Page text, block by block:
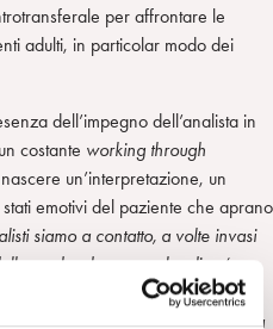
per affrontare le
adulti, in particolar modo dei
dell’impegno dell’analista in
costante working through
un’interpretazione, un
emotivi del paziente che aprano
siamo a contatto, a volte invasi
madre depressa che dice ‘non
ingaggiati da un paziente
‘se tu analista non mi dai la tua